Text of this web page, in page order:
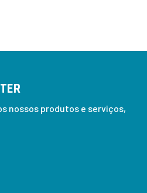
nossos produtos e serviços,